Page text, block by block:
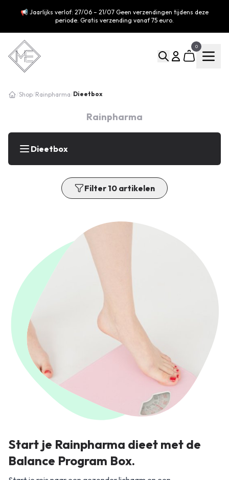
📢 Jaarlijks verlof: 27/06 – 21/07 Geen verzendingen tijdens deze
periode. Gratis verzending vanaf 75 euro.
0
/Shop/ Rainpharma/ Dieetbox
Rainpharma
Dieetbox
Filter 10 artikelen
Start je Rainpharma dieet met de
Balance Program Box.